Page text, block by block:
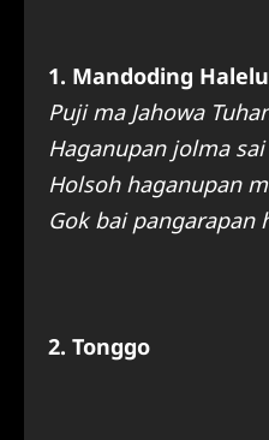
1. Mandoding
Puji ma Jahowa
Haganupan jolma
Holsoh haganupan
Gok bai
2. Tonggo